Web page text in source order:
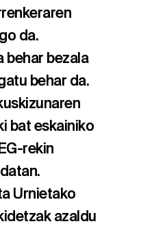
da.
behar bezala
behar da.
bat eskainiko
rekin
Urnietako
azaldu